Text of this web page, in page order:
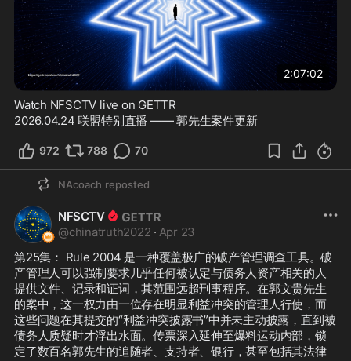
Watch NFSCTV live on GETTR
2026.04.24 联盟特别直播 —— 郭先生案件更新
2:07:02
972 788 70
NAcoach reposted
NFSCTV
@chinatruth2022 · Apr 23
第25集： Rule 2004 是一种覆盖极广的破产管理调查工具。破
产管理人可以强制要求几乎任何被认定与债务人资产相关的人
提供文件、记录和证词，其范围远超刑事程序。在郭文贵先生
的案中，这一权力由一位存在明显利益冲突的管理人行使，而
这些问题在其提交的“利益冲突披露书”中并未主动披露，直到被
债务人质疑时才浮出水面。传票深入延伸至爆料运动内部，锁
定了数百名郭先生的追随者、支持者、银行，甚至包括其法律